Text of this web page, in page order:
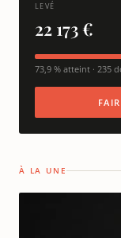
LEVÉ
22 173 €
73,9 % atteint · 235
À LA UNE